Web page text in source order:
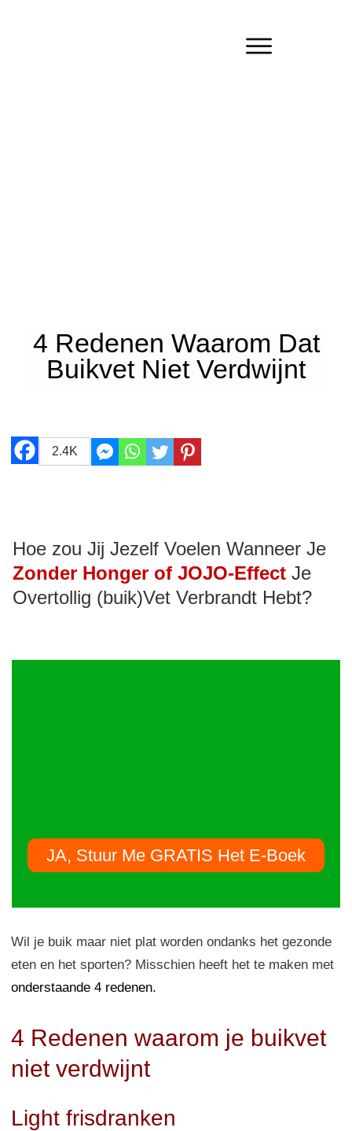
4 Redenen Waarom Dat
Buikvet Niet Verdwijnt
2.4K
Hoe zou Jij Jezelf Voelen Wanneer Je
Zonder Honger of JOJO-Effect Je
Overtollig (buik)Vet Verbrandt Hebt?
JA, Stuur Me GRATIS Het E-Boek
Wil je buik maar niet plat worden ondanks het gezonde
eten en het sporten? Misschien heeft het te maken met
onderstaande 4 redenen.
4 Redenen waarom je buikvet
niet verdwijnt
Light frisdranken